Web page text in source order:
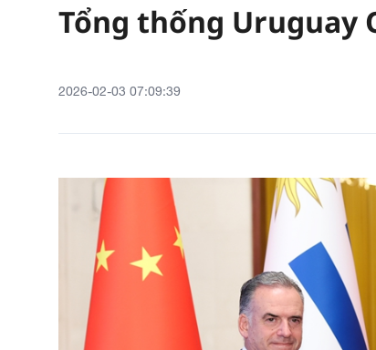
Tổng thống Uruguay
2026-02-03 07:09:39